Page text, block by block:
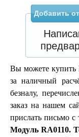
Добавить
Вы можете купить
за наличный
безналу,
заказ на нашем
прислать письмо
Модуль RA0110.